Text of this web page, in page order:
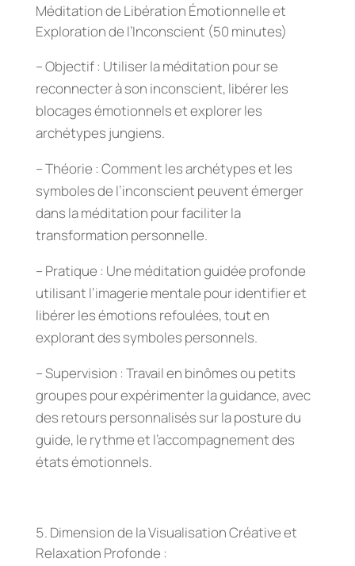
Méditation de Libération Émotionnelle et
Exploration de l’Inconscient (50 minutes)
– Objectif : Utiliser la méditation pour se
reconnecter à son inconscient, libérer les
blocages émotionnels et explorer les
archétypes jungiens.
– Théorie : Comment les archétypes et les
symboles de l’inconscient peuvent émerger
dans la méditation pour faciliter la
transformation personnelle.
– Pratique : Une méditation guidée profonde
utilisant l’imagerie mentale pour identifier et
libérer les émotions refoulées, tout en
explorant des symboles personnels.
– Supervision : Travail en binômes ou petits
groupes pour expérimenter la guidance, avec
des retours personnalisés sur la posture du
guide, le rythme et l’accompagnement des
états émotionnels.
Dimension de la Visualisation Créative et
Relaxation Profonde :